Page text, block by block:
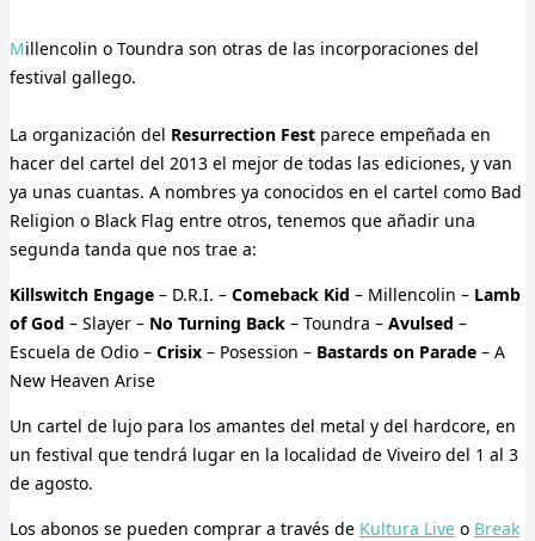
Millencolin o Toundra son otras de las incorporaciones del
festival gallego.
La organización del Resurrection Fest parece empeñada en
hacer del cartel del 2013 el mejor de todas las ediciones, y van
ya unas cuantas. A nombres ya conocidos en el cartel como Bad
Religion o Black Flag entre otros, tenemos que añadir una
segunda tanda que nos trae a:
Killswitch Engage – D.R.I. – Comeback Kid – Millencolin – Lamb
of God – Slayer – No Turning Back – Toundra – Avulsed –
Escuela de Odio – Crisix – Posession – Bastards on Parade – A
New Heaven Arise
Un cartel de lujo para los amantes del metal y del hardcore, en
un festival que tendrá lugar en la localidad de Viveiro del 1 al 3
de agosto.
Los abonos se pueden comprar a través de Kultura Live o Break